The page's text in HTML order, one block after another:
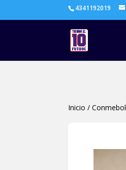
4341192019
Inicio /Conmebol